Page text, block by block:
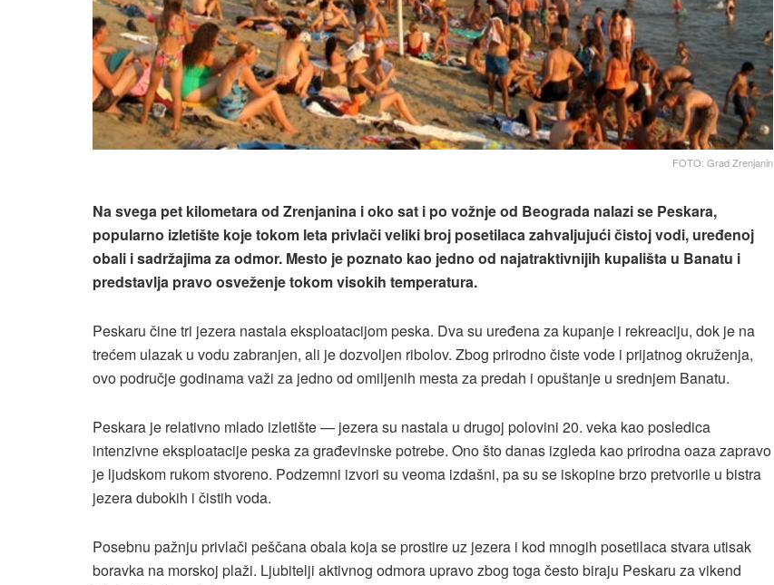
FOTO: Grad Zrenjanin
Na svega pet kilometara od Zrenjanina i oko sat i po vožnje od Beograda nalazi se Peskara,
popularno izletište koje tokom leta privlači veliki broj posetilaca zahvaljujući čistoj vodi, uređenoj
obali i sadržajima za odmor. Mesto je poznato kao jedno od najatraktivnijih kupališta u Banatu i
predstavlja pravo osveženje tokom visokih temperatura.
Peskaru čine tri jezera nastala eksploatacijom peska. Dva su uređena za kupanje i rekreaciju, dok je na
trećem ulazak u vodu zabranjen, ali je dozvoljen ribolov. Zbog prirodno čiste vode i prijatnog okruženja,
ovo područje godinama važi za jedno od omiljenih mesta za predah i opuštanje u srednjem Banatu.
Peskara je relativno mlado izletište — jezera su nastala u drugoj polovini 20. veka kao posledica
intenzivne eksploatacije peska za građevinske potrebe. Ono što danas izgleda kao prirodna oaza zapravo
je ljudskom rukom stvoreno. Podzemni izvori su veoma izdašni, pa su se iskopine brzo pretvorile u bistra
jezera dubokih i čistih voda.
Posebnu pažnju privlači peščana obala koja se prostire uz jezera i kod mnogih posetilaca stvara utisak
boravka na morskoj plaži. Ljubitelji aktivnog odmora upravo zbog toga često biraju Peskaru za vikend